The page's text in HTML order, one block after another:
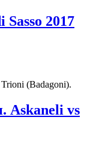
2017
Askaneli vs